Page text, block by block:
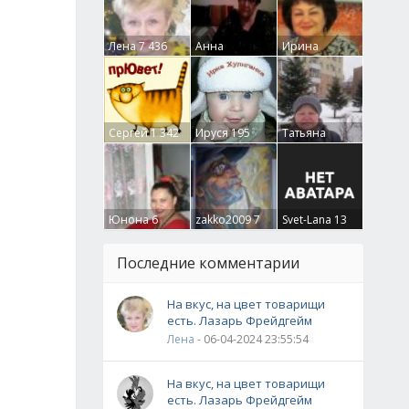
Лена7 436
Анна
Гумлевая0
Ирина
Бруцкая41
Сергей1 342 Ируся195
Татьяна
Крючкова0
Юнона6 zakko20097 Svet-Lana 13
Последние комментарии
На вкус, на цвет товарищи
есть. Лазарь Фрейдгейм
Лена - 06-04-2024 23:55:54
На вкус, на цвет товарищи
есть. Лазарь Фрейдгейм